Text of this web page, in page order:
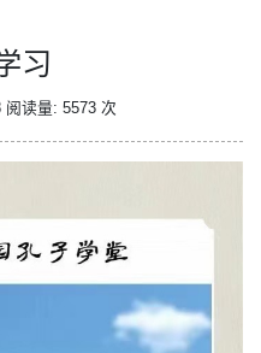
习
阅读量: 5573 次